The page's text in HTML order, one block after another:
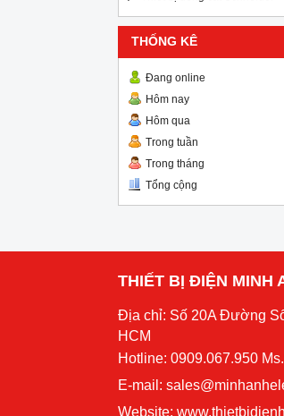
THỐNG KÊ
Đang online
Hôm nay
Hôm qua
Trong tuần
Trong tháng
Tổng cộng
THIẾT BỊ ĐIỆN MINH
Địa chỉ: Số 20A Đường
HCM
Hotline: 0909.067.950
E-mail:
Website: